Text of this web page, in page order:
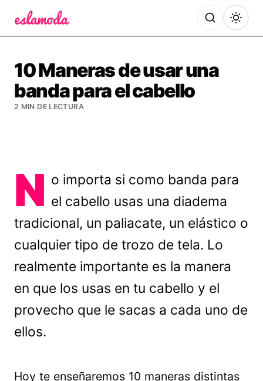
10 Maneras de usar una
banda para el cabello
2 MIN DE LECTURA
N o importa si como banda para
el cabello usas una diadema
tradicional, un paliacate, un elástico o
cualquier tipo de trozo de tela. Lo
realmente importante es la manera
en que los usas en tu cabello y el
provecho que le sacas a cada uno de
ellos.
Hoy te enseñaremos 10 maneras distintas